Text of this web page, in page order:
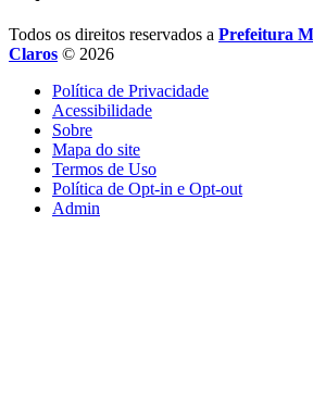
Todos os direitos reservados a Prefeitura
Claros © 2026
Política de Privacidade
Acessibilidade
Sobre
Mapa do site
Termos de Uso
Política de Opt-in e Opt-out
Admin